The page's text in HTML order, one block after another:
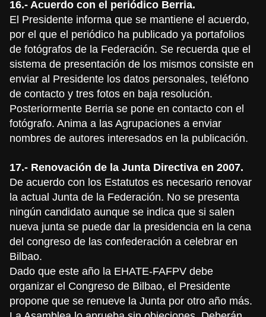
16.- Acuerdo con el periódico Berria.
El Presidente informa que se mantiene el acuerdo,
por el que el periódico ha publicado ya portafolios
de fotógrafos de la Federación. Se recuerda que el
sistema de presentación de los mismos consiste en
enviar al Presidente los datos personales, teléfono
de contacto y tres fotos en baja resolución.
Posteriormente Berria se pone en contacto con el
fotógrafo. Anima a las Agrupaciones a enviar
nombres de autores interesados en la publicación.
17.- Renovación de la Junta Directiva en 2007.
De acuerdo con los Estatutos es necesario renovar
la actual Junta de la Federación. No se presenta
ningún candidato aunque se indica que si salen
nueva junta se puede dar la presidencia en la cena
del congreso de las confederación a celebrar en
Bilbao.
Dado que este año la EHATE-FAFPV debe
organizar el Congreso de Bilbao, el Presidente
propone que se renueve la Junta por otro año más.